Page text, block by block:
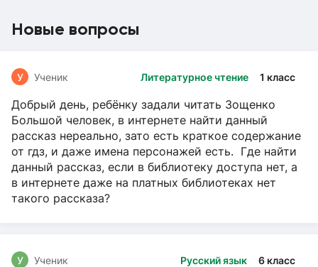
Новые вопросы
Литературное чтение 1 класс
У Ученик
Добрый день, ребёнку задали читать Зощенко
Большой человек, в интернете найти данный
рассказ нереально, зато есть краткое содержание
от гдз, и даже имена персонажей есть. Где найти
данный рассказ, если в библиотеку доступа нет, а
в интернете даже на платных библиотеках нет
такого рассказа?
Русский язык 6 класс
У Ученик